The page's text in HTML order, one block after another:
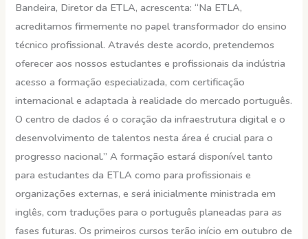
Bandeira, Diretor da ETLA, acrescenta: “Na ETLA,
acreditamos firmemente no papel transformador do ensino
técnico profissional. Através deste acordo, pretendemos
oferecer aos nossos estudantes e profissionais da indústria
acesso a formação especializada, com certificação
internacional e adaptada à realidade do mercado português.
O centro de dados é o coração da infraestrutura digital e o
desenvolvimento de talentos nesta área é crucial para o
progresso nacional.” A formação estará disponível tanto
para estudantes da ETLA como para profissionais e
organizações externas, e será inicialmente ministrada em
inglês, com traduções para o português planeadas para as
fases futuras. Os primeiros cursos terão início em outubro de